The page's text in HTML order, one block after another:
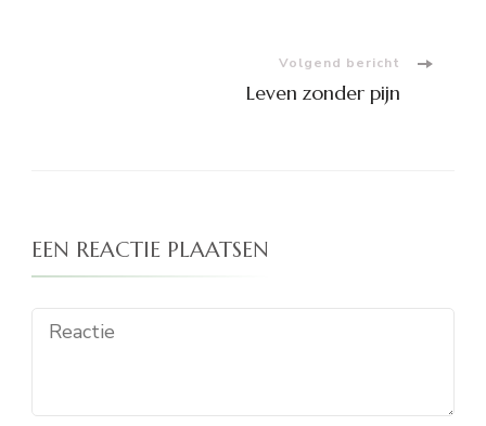
Volgend bericht
Leven zonder pijn
EEN REACTIE PLAATSEN